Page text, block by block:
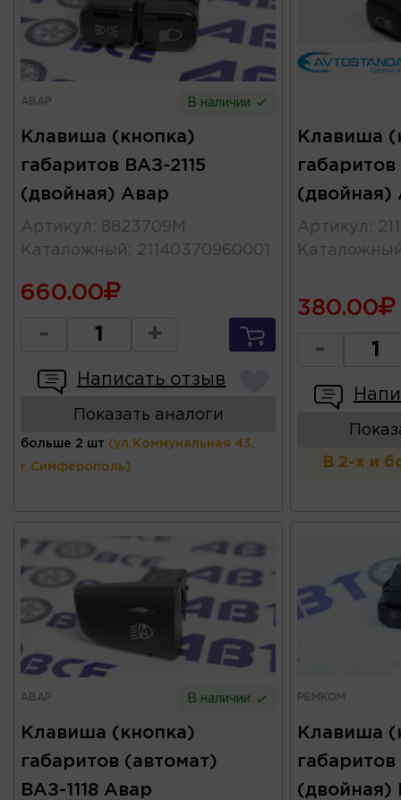
АВАР В наличии
Клавиша (кнопка)
габаритов ВАЗ-2115
(двойная) Авар
Артикул : 8823709М
Каталожный : 21140370960001
660.00
- +
Написать отзыв
Показать аналоги
больше 2 шт (ул.Коммунальная 43,
г.Симферополь)
Клавиша
габаритов
(двойная)
Артикул :
380.00
-
В 2-х и
АВАР В наличии
Клавиша (кнопка)
габаритов (автомат)
ВАЗ-1118 Авар
РЕМКОМ
Клавиша
габаритов
(двойная)